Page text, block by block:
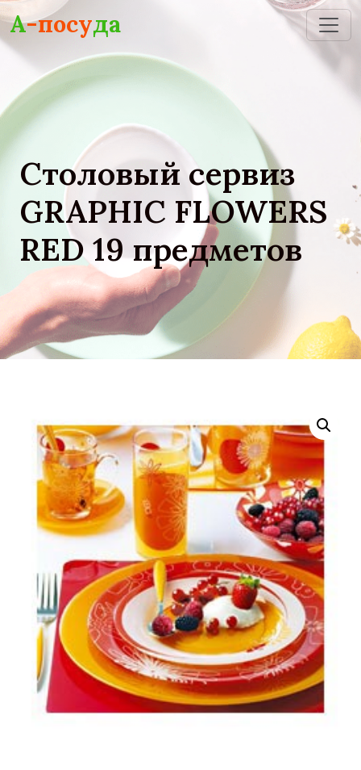
Skip to main content
А-посуда
Столовый сервиз
GRAPHIC FLOWERS
RED 19 предметов